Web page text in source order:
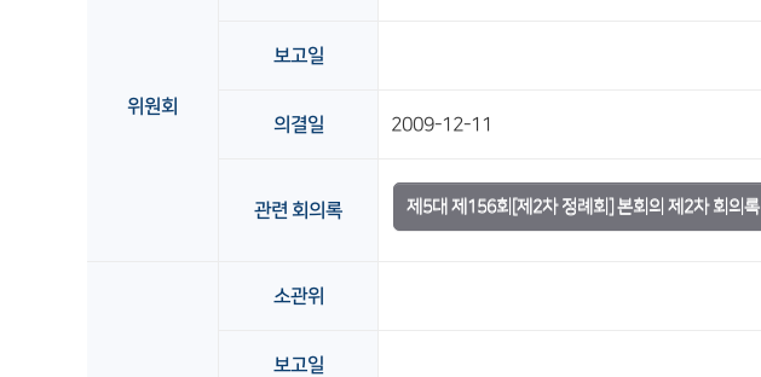
위원회
보고일
의결일 2009-12-11
관련 회의록 제5대 제156회[제2차 정례회] 본회의 제2차 회의록
소관위
보고일